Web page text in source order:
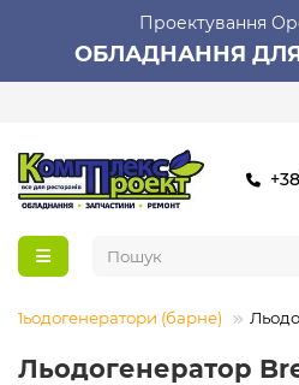
Проектування
ОБЛАДНАННЯ ДЛЯ
Льодогенератори (барне)
Льодогенератор